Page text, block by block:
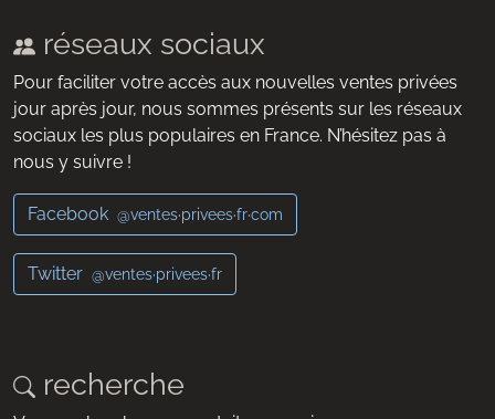
réseaux sociaux
Pour faciliter votre accès aux nouvelles ventes privées
jour après jour, nous sommes présents sur les réseaux
sociaux les plus populaires en France. N’hésitez pas à
nous y suivre !
Facebook @ventes·privees·fr·com
Twitter @ventes·privees·fr
recherche